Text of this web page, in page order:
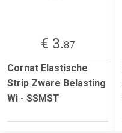
€ 3.87
Cornat Elastische
Strip Zware Belasting
Wi - SSMST